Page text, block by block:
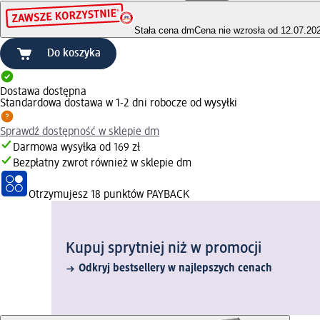
Stała cena dmCena nie wzrosła od
Do koszyka
Dostawa dostępna
Standardowa dostawa w 1-2 dni robocze od wysyłki
Sprawdź dostępność w sklepie dm
Darmowa wysyłka od 169 zł
Bezpłatny zwrot również w sklepie dm
Otrzymujesz 18 punktów PAYBACK
Kupuj sprytniej niż w promocji
Odkryj bestsellery w najlepszych cenach